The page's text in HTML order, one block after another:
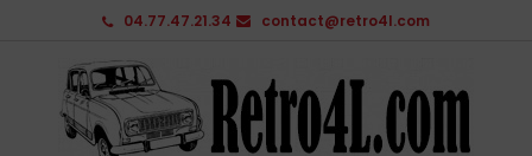
04.77.47.21.34 contact@retro4l.com